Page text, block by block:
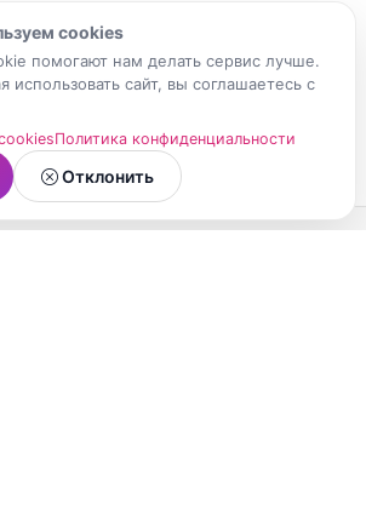
cookies
помогают нам делать сервис лучше.
использовать сайт, вы соглашаетесь с
Политика конфиденциальности
Отклонить